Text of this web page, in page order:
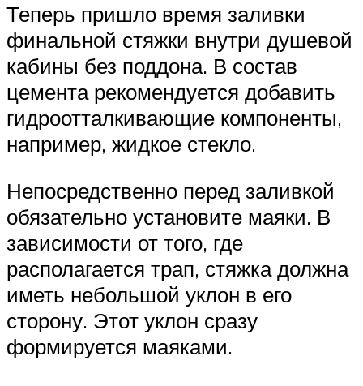
Теперь пришло время заливки
финальной стяжки внутри душевой
кабины без поддона. В состав
цемента рекомендуется добавить
гидроотталкивающие компоненты,
например, жидкое стекло.
Непосредственно перед заливкой
обязательно установите маяки. В
зависимости от того, где
располагается трап, стяжка должна
иметь небольшой уклон в его
сторону. Этот уклон сразу
формируется маяками.